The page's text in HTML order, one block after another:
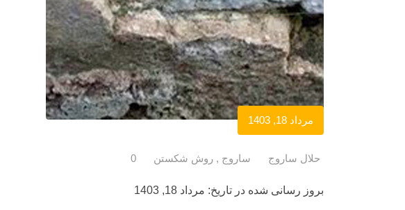
مرداد 18, 1403
حلال ساروج ساروج , روش شکستن 0
بروز رسانی شده در تاریخ: مرداد 18, 1403